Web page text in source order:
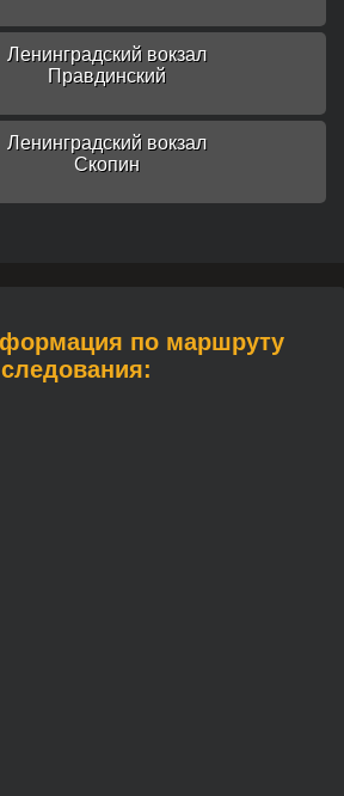
Ленинградский вокзал
Правдинский
Ленинградский вокзал
Скопин
следования: